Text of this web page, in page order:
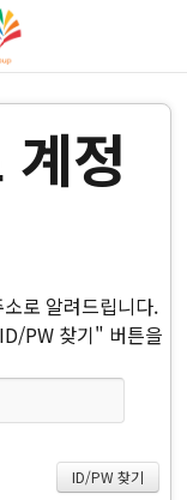
정
로 알려드립니다.
PW 찾기" 버튼을